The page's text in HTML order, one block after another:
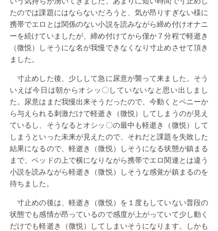
たのでは課題にはならないだろうと、気が昂りすぎない様に
携帯でエロとは関係のない小説を読みながら締め付けオナニ
ーを続けていましたが、締め付けてから僅か７分程で軽逝き
（微悦）しそうにな名が我慢できなくなり寸止めさせて頂き
ました。
寸止めした後、少しして急に尿意が襲って来ました。そう
いえば今日は朝からオシッ〇していないなと思い出しまし
た。尿意はまだ我慢出来そうだったので、今動くとペニーか
ら与えられる刺激だけで軽逝き（微悦）してしまうのが見え
ているし、そうなるとオシッ〇の最中も軽逝き（微悦）して
しまうといった未来が見えたので、それだと課題を失敗した
結果になるので、軽逝き（微悦）しそうになる状態が鎮まる
まで、ベッドの上で横になりながら携帯でエロ関連とは違う
小説を読みながら軽逝き（微悦）しそうな感覚が鎮まるのを
待ちました。
寸止めの後は、軽逝き（微悦）を１度もしていない普段の
状態でも感情が昂っているので感度が上がっていて少し動く
だけでも軽逝き（微悦）してしまいそうになります。しかも